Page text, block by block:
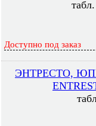
Доступно под заказ
ЭНТРЕСТО,